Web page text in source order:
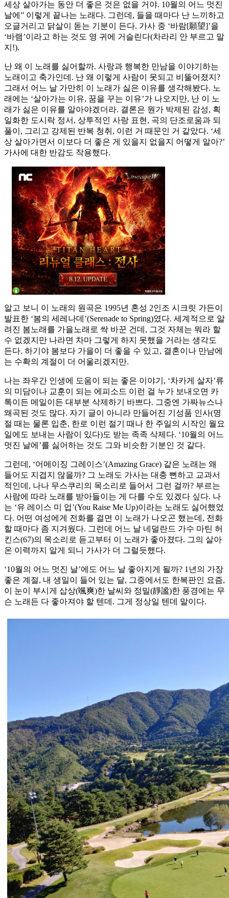
세상 살아가는 동안 더 좋은 것은 없을 거야. 10월의 어느 멋진
날에” 이렇게 끝나는 노래다. 그런데, 들을 때마다 난 느끼하고
오글거리고 닭살이 돋는 기분이 든다. 가사 중 ‘바람[願望]’을
‘바램’이라고 하는 것도 영 귀에 거슬린다(차라리 안 부르고 말
지!).
난 왜 이 노래를 싫어할까. 사랑과 행복한 만남을 이야기하는
노래이고 축가인데. 난 왜 이렇게 사람이 못되고 비뚤어졌지?
그래서 어느 날 가만히 이 노래가 싫은 이유를 생각해봤다. 노
래에는 ‘살아가는 이유, 꿈을 꾸는 이유’가 나오지만, 난 이 노
래가 싫은 이유를 알아야겠더라. 결론은 뭔가 박제된 감성, 획
일화한 도시락 정서, 상투적인 사랑 표현, 곡의 단조로움과 되
풀이, 그리고 강제된 반복 청취, 이런 거 때문인 거 같았다. ‘세
상 살아가면서 이보다 더 좋은 게 있을지 없을지 어떻게 알아?’
가사에 대한 반감도 작용했다.
알고 보니 이 노래의 원곡은 1995년 혼성 2인조 시크릿 가든이
발표한 ‘봄의 세레나데’(Serenade to Spring)였다. 세계적으로 알
려진 봄노래를 가을노래로 싹 바꾼 건데, 그것 자체는 뭐라 할
수 없겠지만 나라면 차마 그렇게 하지 못했을 거라는 생각도
든다. 하기야 봄보다 가을이 더 좋을 수 있고, 결혼이나 만남에
는 수확의 계절이 더 어울리겠지만.
나는 좌우간 인생에 도움이 되는 좋은 이야기, ‘차카게 살자’류
의 미담이나 교훈이 되는 에피소드 이런 걸 누가 보내오면 카
톡이든 메일이든 대부분 삭제하기 바쁘다. 그중엔 가짜뉴스나
왜곡된 것도 많다. 자기 글이 아니라 만들어진 기성품 인사(명
절 때는 물론 입춘, 한로 이런 절기 때나 한 주일의 시작인 월요
일에도 보내는 사람이 있다)도 받는 족족 삭제다. ‘10월의 어느
멋진 날에’를 싫어하는 것도 그와 비슷한 기분인 것 같다.
그런데, ‘어메이징 그레이스’(Amazing Grace) 같은 노래는 왜
들어도 지겹지 않을까? 그 노래도 가사는 대충 뻔하고 교과서
적인데, 나나 무스쿠리의 목소리로 들어서 그런 걸까? 부르는
사람에 따라 노래를 받아들이는 게 다를 수도 있겠다 싶다. 나
는 ‘유 레이스 미 업’(You Raise Me Up)이라는 노래도 싫어했었
다. 어떤 여성에게 전화를 걸면 이 노래가 나오곤 했는데, 전화
할 때마다 좀 지겨웠다. 그런데 어느 날 네덜란드 가수 마틴 허
킨스(67)의 목소리로 듣고부터 이 노래가 좋아졌다. 그의 살아
온 이력까지 알게 되니 가사가 더 그럴듯했다.
‘10월의 어느 멋진 날’에도 어느 날 좋아지게 될까? 1년의 가장
좋은 계절, 내 생일이 들어 있는 달, 그중에서도 한복판인 요즘,
이 눈이 부시게 삽상(颯爽)한 날씨와 정밀(靜謐)한 풍경에는 무
슨 노래든 다 좋아져야 할 텐데. 그게 정상일 텐데 말이다.